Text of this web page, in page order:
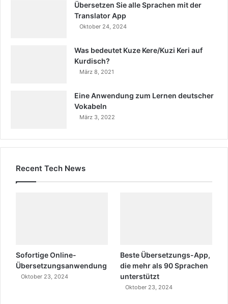
Übersetzen Sie alle Sprachen mit der
Translator App
Oktober 24, 2024
Was bedeutet Kuze Kere/Kuzi Keri auf
Kurdisch?
März 8, 2021
Eine Anwendung zum Lernen deutscher
Vokabeln
März 3, 2022
Recent Tech News
Sofortige Online-
Übersetzungsanwendung
Oktober 23, 2024
Beste Übersetzungs-App,
die mehr als 90 Sprachen
unterstützt
Oktober 23, 2024